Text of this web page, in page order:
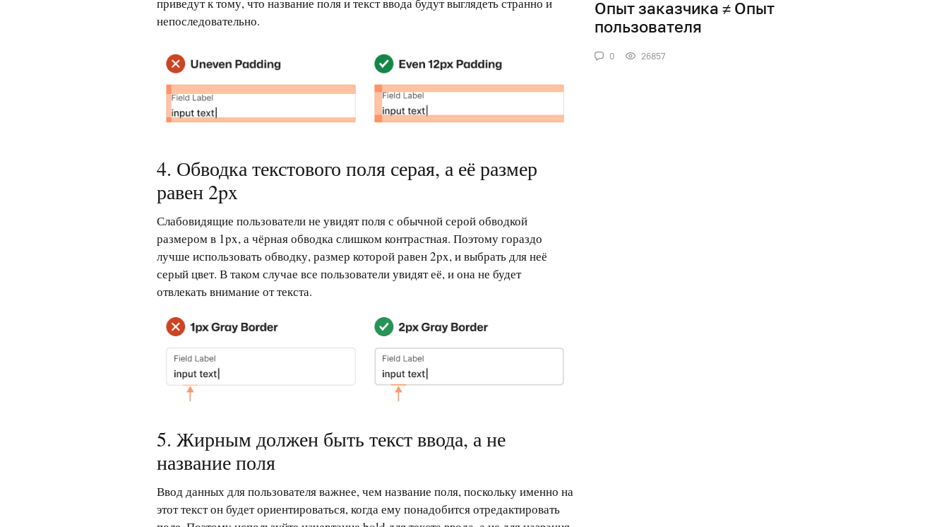
приведут к тому, что название поля и текст ввода будут выглядеть странно и
непоследовательно.
4. Обводка текстового поля серая, а её размер
равен 2px
Слабовидящие пользователи не увидят поля с обычной серой обводкой
размером в 1px, а чёрная обводка слишком контрастная. Поэтому гораздо
лучше использовать обводку, размер которой равен 2px, и выбрать для неё
серый цвет. В таком случае все пользователи увидят её, и она не будет
отвлекать внимание от текста.
5. Жирным должен быть текст ввода, а не
название поля
Ввод данных для пользователя важнее, чем название поля, поскольку именно на
этот текст он будет ориентироваться, когда ему понадобится отредактировать
Опыт заказчика ≠ Опыт
пользователя
0 26857